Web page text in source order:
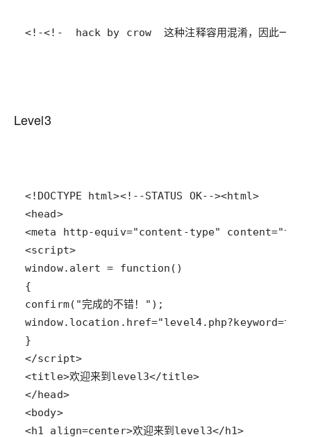
<!-<!-  hack by crow  这种注释容用混淆，因此一般不
Level3
<!DOCTYPE html><!--STATUS OK--><html>
<head>
<script>
</script>
</head>
<body>